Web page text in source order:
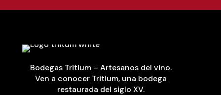
Bodegas Tritium – Artesanos del vino.
Ven a conocer Tritium, una bodega
restaurada del siglo XV.